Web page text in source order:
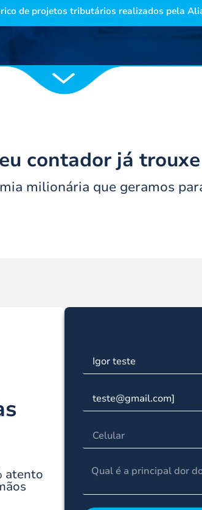
de projetos tributários realizados pela
contador já
milionária que geramos
atento